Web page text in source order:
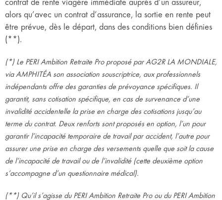
contrat de rente viagère immédiate auprès d’un assureur,
alors qu’avec un contrat d’assurance, la sortie en rente peut
être prévue, dès le départ, dans des conditions bien définies
(**).
(*) Le PERI Ambition Retraite Pro proposé par AG2R LA MONDIALE,
via AMPHITÉA son association souscriptrice, aux professionnels
indépendants offre des garanties de prévoyance spécifiques. Il
garantit, sans cotisation spécifique, en cas de survenance d’une
invalidité accidentelle la prise en charge des cotisations jusqu’au
terme du contrat. Deux renforts sont proposés en option, l’un pour
garantir l’incapacité temporaire de travail par accident, l’autre pour
assurer une prise en charge des versements quelle que soit la cause
de l’incapacité de travail ou de l’invalidité (cette deuxième option
s’accompagne d’un questionnaire médical).
(**) Qu’il s’agisse du PERI Ambition Retraite Pro ou du PERI Ambition